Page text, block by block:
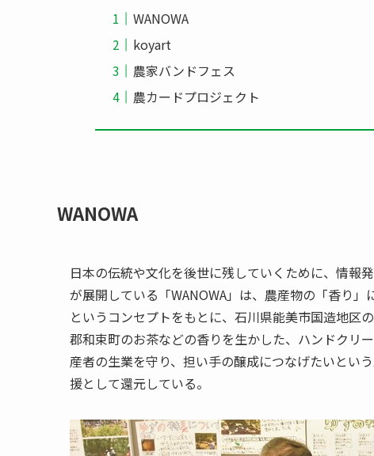
WANOWA
koyart
農家バンドフェス
農カードプロジェクト
WANOWA
日本の伝統や文化を後世に残していくために、情報
が展開している「WANOWA」は、農産物の「香り」
というコンセプトをもとに、石川県能美市国造地区
郡和束町のお茶などの香りを生かした、ハンドクリ
産者の生業を守り、担い手の醸成につなげたいとい
援として還元している。